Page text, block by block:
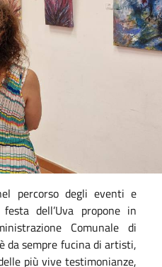
percorso degli eventi e
dell’Uva propone in
Comunale di
da sempre fucina di artisti,
più vive testimonianze,